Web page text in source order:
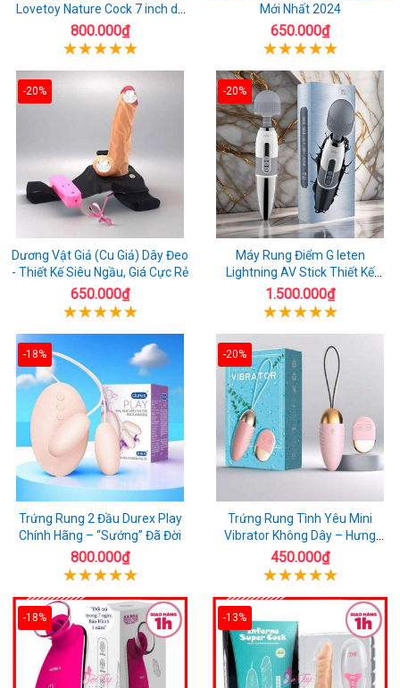
Lovetoy Nature Cock 7 inch da
đen
800.000₫
Mới Nhất 2024
650.000₫
-20%
Dương Vật Giả (Cu Giả) Dây Đeo
- Thiết Kế Siêu Ngầu, Giá Cực Rẻ
650.000₫
-20%
Máy Rung Điểm G leten
Lightning AV Stick Thiết Kế
Thông Minh
1.500.000₫
-18%
Trứng Rung 2 Đầu Durex Play
Chính Hãng – “Sướng” Đã Đời
800.000₫
-20%
Trứng Rung Tình Yêu Mini
Vibrator Không Dây – Hưng
Phấn Mọi Nơi
450.000₫
-18% -13%